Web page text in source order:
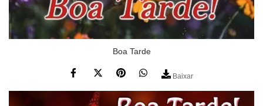
Boa Tarde
Baixar